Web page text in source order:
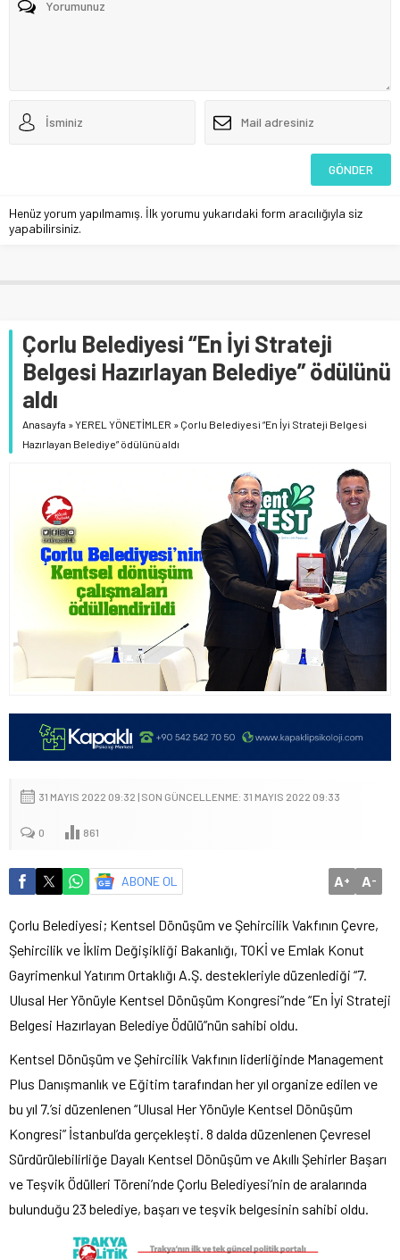
Henüz yorum yapılmamış. İlk yorumu yukarıdaki form aracılığıyla siz
yapabilirsiniz.
Çorlu Belediyesi “En İyi Strateji
Belgesi Hazırlayan Belediye” ödülünü
aldı
Anasayfa »YEREL YÖNETİMLER » Çorlu Belediyesi “En İyi Strateji Belgesi
Hazırlayan Belediye” ödülünü aldı
31 MAYIS 2022 09:32 | SON GÜNCELLENME: 31 MAYIS 2022 09:33
0 861
ABONE OL A+ A-
Çorlu Belediyesi; Kentsel Dönüşüm ve Şehircilik Vakfının Çevre,
Şehircilik ve İklim Değişikliği Bakanlığı, TOKİ ve Emlak Konut
Gayrimenkul Yatırım Ortaklığı A.Ş. destekleriyle düzenlediği “7.
Ulusal Her Yönüyle Kentsel Dönüşüm Kongresi”nde “En İyi Strateji
Belgesi Hazırlayan Belediye Ödülü”nün sahibi oldu.
Kentsel Dönüşüm ve Şehircilik Vakfının liderliğinde Management
Plus Danışmanlık ve Eğitim tarafından her yıl organize edilen ve
bu yıl 7.’si düzenlenen “Ulusal Her Yönüyle Kentsel Dönüşüm
Kongresi” İstanbul’da gerçekleşti. 8 dalda düzenlenen Çevresel
Sürdürülebilirliğe Dayalı Kentsel Dönüşüm ve Akıllı Şehirler Başarı
ve Teşvik Ödülleri Töreni’nde Çorlu Belediyesi’nin de aralarında
bulunduğu 23 belediye, başarı ve teşvik belgesinin sahibi oldu.